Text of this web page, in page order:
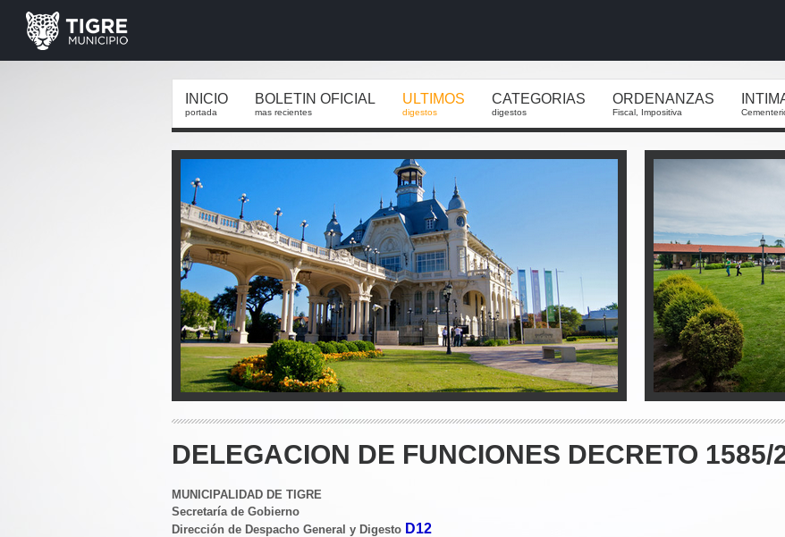
INICIO
portada
BOLETIN OFICIAL
mas recientes
ULTIMOS
digestos
CATEGORIAS
digestos
ORDENANZAS
Fiscal, Impositiva
DELEGACION DE FUNCIONES DECRETO 1585/
MUNICIPALIDAD DE TIGRE
Secretaría de Gobierno
Dirección de Despacho General y Digesto D12